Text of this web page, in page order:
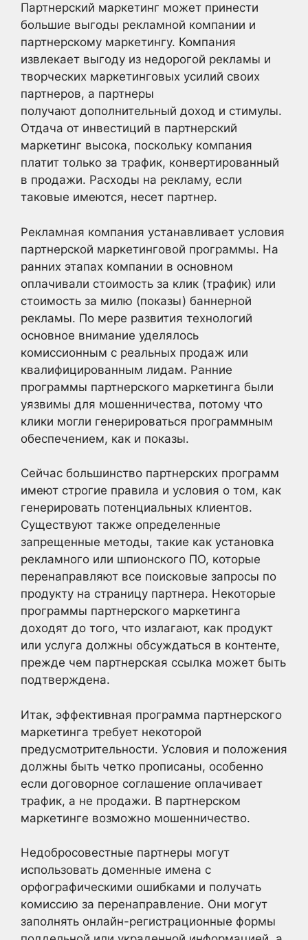
Партнерский маркетинг может принести
большие выгоды рекламной компании и
партнерскому маркетингу. Компания
извлекает выгоду из недорогой рекламы и
творческих маркетинговых усилий своих
партнеров, а партнеры
получают дополнительный доход и стимулы.
Отдача от инвестиций в партнерский
маркетинг высока, поскольку компания
платит только за трафик, конвертированный
в продажи. Расходы на рекламу, если
таковые имеются, несет партнер.
Рекламная компания устанавливает условия
партнерской маркетинговой программы. На
ранних этапах компании в основном
оплачивали стоимость за клик (трафик) или
стоимость за милю (показы) баннерной
рекламы. По мере развития технологий
основное внимание уделялось
комиссионным с реальных продаж или
квалифицированным лидам. Ранние
программы партнерского маркетинга были
уязвимы для мошенничества, потому что
клики могли генерироваться программным
обеспечением, как и показы.
Сейчас большинство партнерских программ
имеют строгие правила и условия о том, как
генерировать потенциальных клиентов.
Существуют также определенные
запрещенные методы, такие как установка
рекламного или шпионского ПО, которые
перенаправляют все поисковые запросы по
продукту на страницу партнера. Некоторые
программы партнерского маркетинга
доходят до того, что излагают, как продукт
или услуга должны обсуждаться в контенте,
прежде чем партнерская ссылка может быть
подтверждена.
Итак, эффективная программа партнерского
маркетинга требует некоторой
предусмотрительности. Условия и положения
должны быть четко прописаны, особенно
если договорное соглашение оплачивает
трафик, а не продажи. В партнерском
маркетинге возможно мошенничество.
Недобросовестные партнеры могут
использовать доменные имена с
орфографическими ошибками и получать
комиссию за перенаправление. Они могут
заполнять онлайн-регистрационные формы